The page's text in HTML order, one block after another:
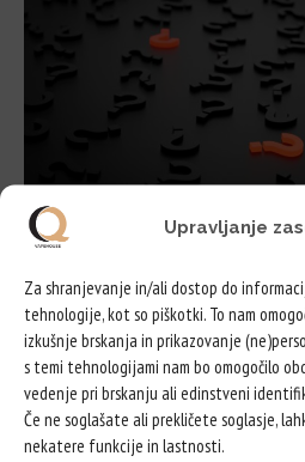
Upravljanje
Za shranjevanje in/ali dostop do
tehnologije, kot so piškotki. To nam
izkušnje brskanja in prikazovanje
s temi tehnologijami nam bo omogočilo
vedenje pri brskanju ali edinstveni
Če ne soglašate ali prekličete soglasje,
nekatere funkcije in lastnosti.
nikotin in nikotinska
Kaj točno mislimo, ko govorimo o
vsakdanjega uporabnika nikotinskih…
BERI NAPREJ